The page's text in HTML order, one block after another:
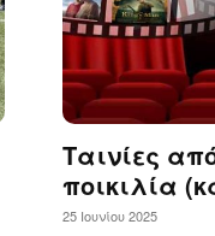
Ταινίες
ποικιλία
25 Ιουνίου 2025